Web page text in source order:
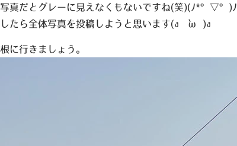
写真だとグレーに見えなくもないですね(笑)(ﾉ*°▽°)ﾉ
たら全体写真を投稿しようと思います(ง •̀ω•́)ง
に行きましょう。